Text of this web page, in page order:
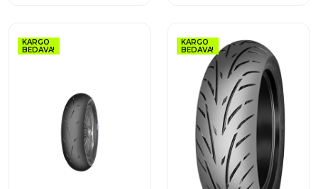
KARGO
BEDAVA!
KARGO
BEDAVA!